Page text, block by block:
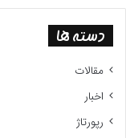
دسته ها
مقالات
اخبار
رپورتاژ